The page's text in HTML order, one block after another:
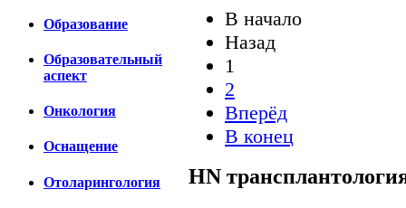
Образование
Образовательный
аспект
Онкология
Оснащение
Отоларингология
В начало
Назад
1
2
Вперёд
В конец
HN